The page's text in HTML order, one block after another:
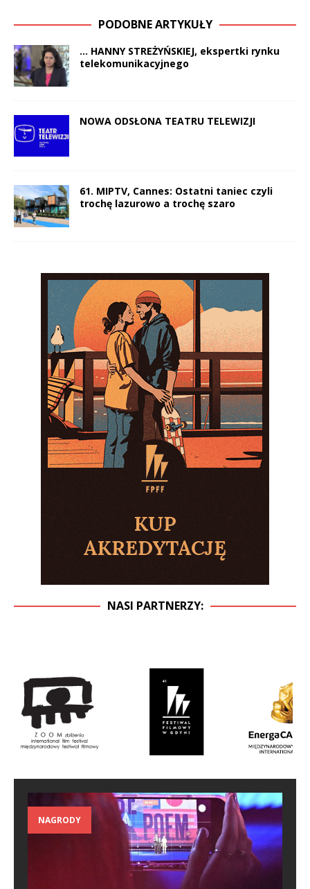
PODOBNE ARTYKUŁY
… HANNY STREŻYŃSKIEJ, ekspertki rynku
telekomunikacyjnego
NOWA ODSŁONA TEATRU TELEWIZJI
61. MIPTV, Cannes: Ostatni taniec czyli
trochę lazurowo a trochę szaro
NASI PARTNERZY:
NAGRODY